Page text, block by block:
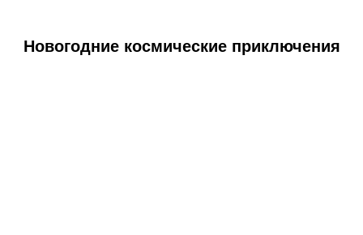
Новогодние космические приключения